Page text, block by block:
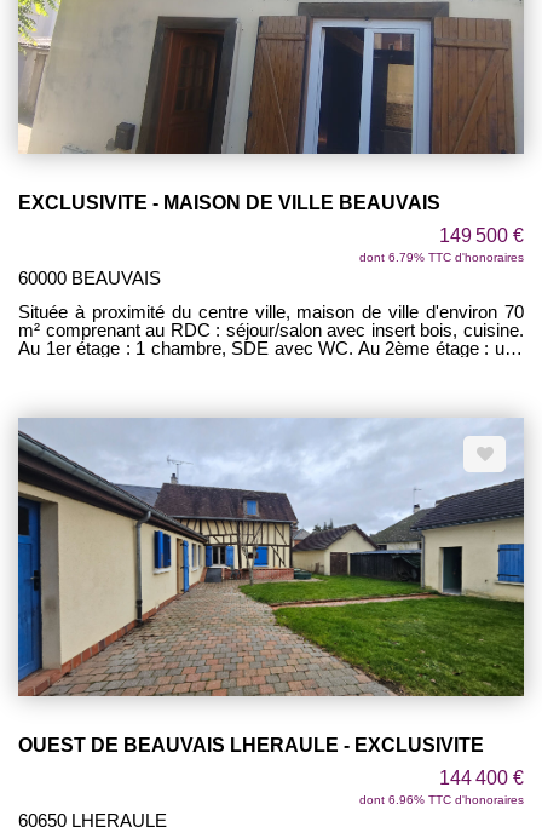
EXCLUSIVITE - MAISON DE VILLE BEAUVAIS
149 500 €
dont 6.79% TTC d'honoraires
60000 BEAUVAIS
Située à proximité du centre ville, maison de ville d'environ 70
m² comprenant au RDC : séjour/salon avec insert bois, cuisine.
Au 1er étage : 1 chambre, SDE avec WC. Au 2ème étage : une
OUEST DE BEAUVAIS LHERAULE - EXCLUSIVITE
144 400 €
dont 6.96% TTC d'honoraires
60650 LHERAULE